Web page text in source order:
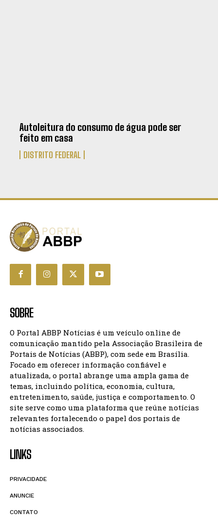
Autoleitura do consumo de água pode ser
feito em casa
DISTRITO FEDERAL
SOBRE
O Portal ABBP Notícias é um veículo online de
comunicação mantido pela Associação Brasileira de
Portais de Notícias (ABBP), com sede em Brasília.
Focado em oferecer informação confiável e
atualizada, o portal abrange uma ampla gama de
temas, incluindo política, economia, cultura,
entretenimento, saúde, justiça e comportamento. O
site serve como uma plataforma que reúne notícias
relevantes fortalecendo o papel dos portais de
notícias associados.
LINKS
PRIVACIDADE
ANUNCIE
CONTATO